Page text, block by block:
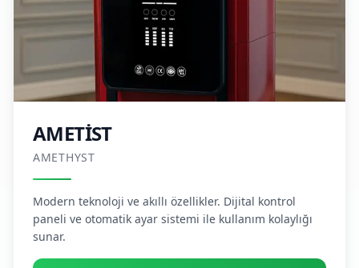
AMETİST
AMETHYST
Modern teknoloji ve akıllı özellikler. Dijital kontrol
paneli ve otomatik ayar sistemi ile kullanım kolaylığı
sunar.